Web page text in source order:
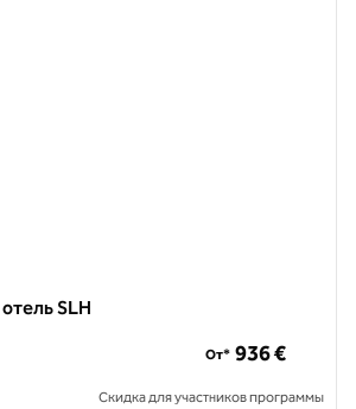
SLH
От* 936 €
Скидка для участников программы